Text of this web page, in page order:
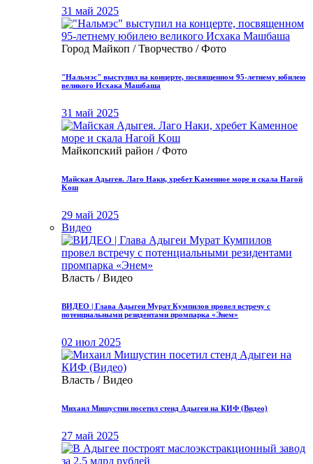
31 май 2025
Город Майкоп / Творчество / Фото
"Нальмэс" выступил на концерте, посвященном 95-летнему юбилею
великого Исхака Машбаша
31 май 2025
Майкопский район / Фото
Μайская Адыгея. Лaгo Нaки, хрeбет Κамeннoе мopе и скалa Нaгoй
Κoш
29 май 2025
Видео
Власть / Видео
ВИДЕО | Глава Адыгеи Мурат Кумпилов провел встречу с
потенциальными резидентами промпарка «Энем»
02 июл 2025
Власть / Видео
Михаил Мишустин посетил стенд Адыгеи на КИФ (Видео)
27 май 2025